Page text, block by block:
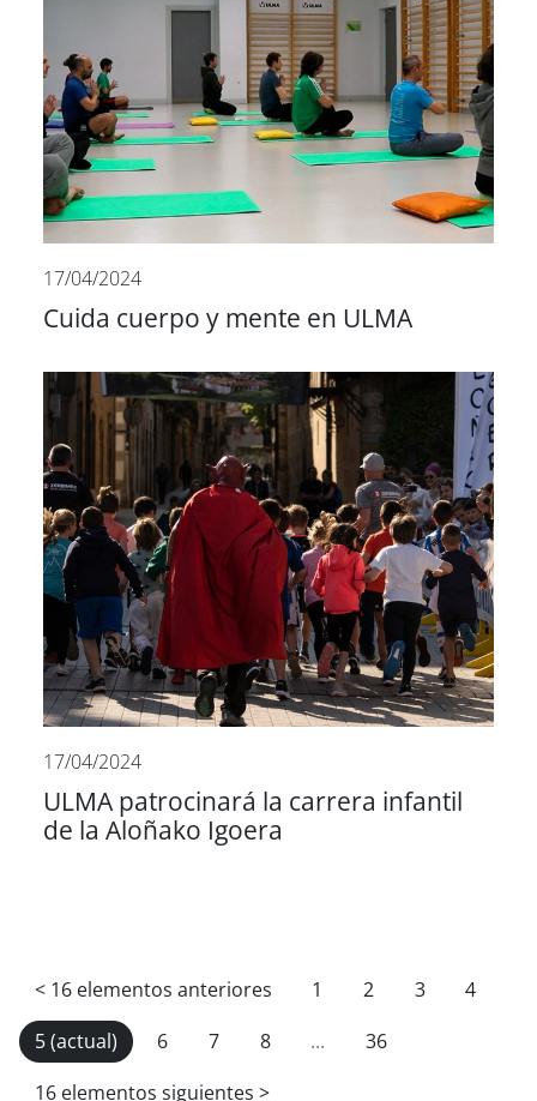
17/04/2024
Cuida cuerpo y mente en ULMA
17/04/2024
ULMA patrocinará la carrera infantil
de la Aloñako Igoera
< 16 elementos anteriores 1 2 3 4
5 (actual) 6 7 8 ... 36
16 elementos siguientes >